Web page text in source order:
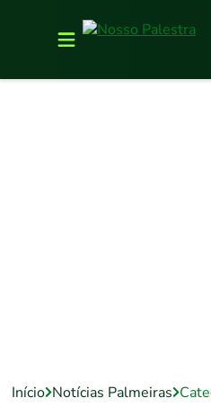
Início Notícias Palmeiras